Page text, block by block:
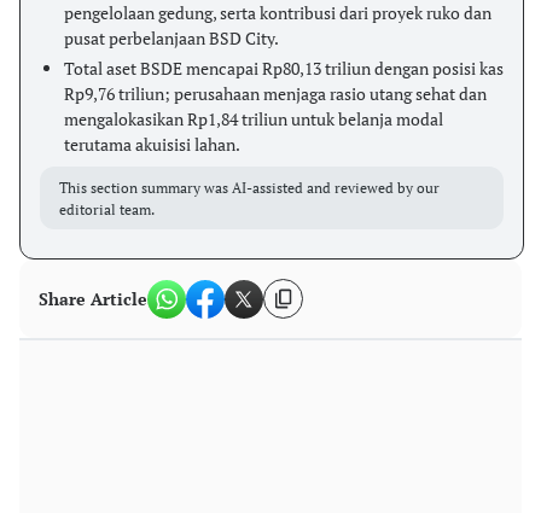
pengelolaan gedung, serta kontribusi dari proyek ruko dan
pusat perbelanjaan BSD City.
Total aset BSDE mencapai Rp80,13 triliun dengan posisi kas
Rp9,76 triliun; perusahaan menjaga rasio utang sehat dan
mengalokasikan Rp1,84 triliun untuk belanja modal
terutama akuisisi lahan.
This section summary was AI-assisted and reviewed by our
editorial team.
Share Article